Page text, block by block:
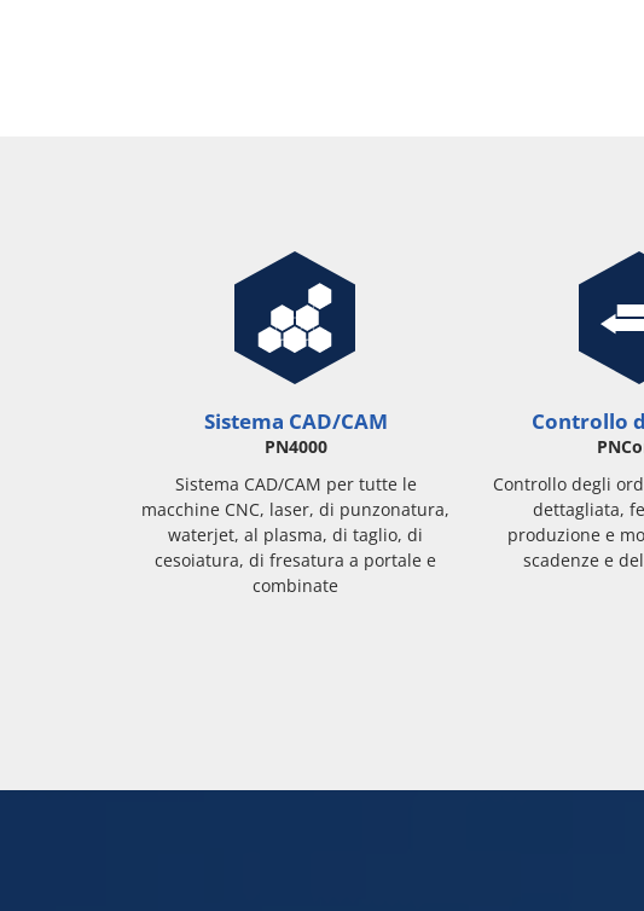
Sistema CAD/CAM
PN4000
Sistema CAD/CAM per tutte le
macchine CNC, laser, di punzonatura,
waterjet, al plasma, di taglio, di
cesoiatura, di fresatura a portale e
combinate
Controllo
Controllo degli
dettagliata,
produzione e
scadenze e